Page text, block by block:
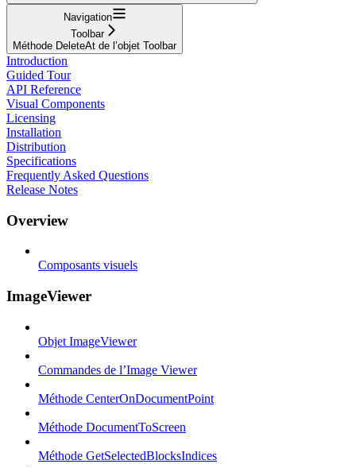
Navigation
Toolbar
Méthode DeleteAt de l’objet Toolbar
Introduction
Guided Tour
API Reference
Visual Components
Licensing
Installation
Distribution
Specifications
Frequently Asked Questions
Release Notes
Overview
Composants visuels
ImageViewer
Objet ImageViewer
Commandes de l’Image Viewer
Méthode CenterOnDocumentPoint
Méthode DocumentToScreen
Méthode GetSelectedBlocksIndices